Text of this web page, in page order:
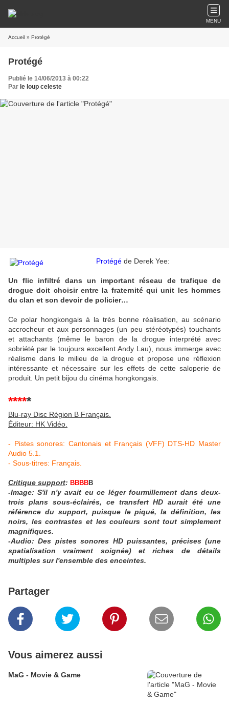
MENU
Accueil » Protégé
Protégé
Publié le 14/06/2013 à 00:22
Par le loup celeste
Protégé de Derek Yee:
Un flic infiltré dans un important réseau de trafique de
drogue doit choisir entre la fraternité qui unit les hommes
du clan et son devoir de policier…
Ce polar hongkongais à la très bonne réalisation, au scénario
accrocheur et aux personnages (un peu stéréotypés) touchants
et attachants (même le baron de la drogue interprété avec
sobriété par le toujours excellent Andy Lau), nous immerge avec
réalisme dans le milieu de la drogue et propose une réflexion
intéressante et nécessaire sur les effets de cette saloperie de
produit. Un petit bijou du cinéma hongkongais.
*****
Blu-ray Disc Région B Français.
Éditeur: HK Vidéo.
- Pistes sonores: Cantonais et Français (VFF) DTS-HD Master
Audio 5.1.
- Sous-titres: Français.
Critique support: BBBBB
-Image: S'il n'y avait eu ce léger fourmillement dans deux-
trois plans sous-éclairés, ce transfert HD aurait été une
référence du support, puisque le piqué, la définition, les
noirs, les contrastes et les couleurs sont tout simplement
magnifiques.
-Audio: Des pistes sonores HD puissantes, précises (une
spatialisation vraiment soignée) et riches de détails
multiples sur l'ensemble des enceintes.
Partager
Vous aimerez aussi
MaG - Movie & Game